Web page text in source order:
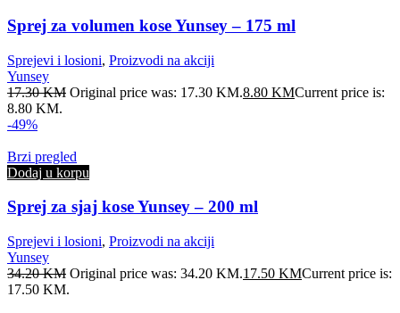
Sprej za volumen kose Yunsey – 175 ml
Sprejevi i losioni, Proizvodi na akciji
Yunsey
17.30KM Original price was: 17.30 KM.8.80 KMCurrent price is:
8.80 KM.
-49%
Brzi pregled
Dodaj u korpu
Sprej za sjaj kose Yunsey – 200 ml
Sprejevi i losioni, Proizvodi na akciji
Yunsey
34.20KM Original price was: 34.20 KM.17.50 KMCurrent price is:
17.50 KM.